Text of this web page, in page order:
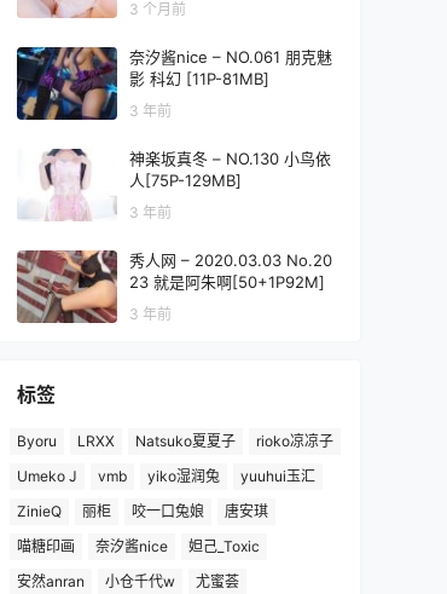
3 个月前
奈汐酱nice – NO.061 朋克魅
影 科幻 [11P-81MB]
3 年前
神楽坂真冬 – NO.130 小鸟依
人[75P-129MB]
3 年前
秀人网 – 2020.03.03 No.20
23 就是阿朱啊[50+1P92M]
3 年前
标签
Byoru LRXX Natsuko夏夏子
rioko凉凉子
Umeko J
vmb yiko湿润兔
yuuhui玉汇
ZinieQ
丽柜 咬一口兔娘
唐安琪
喵糖印画
奈汐酱nice
妲己_Toxic
安然anran
小仓千代w
尤蜜荟